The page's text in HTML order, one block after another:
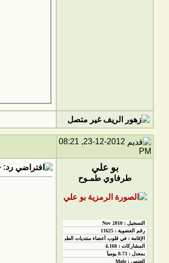
23-12-2012, 08:21
PM
بو علي
طرفاوي طمـوح
رد: